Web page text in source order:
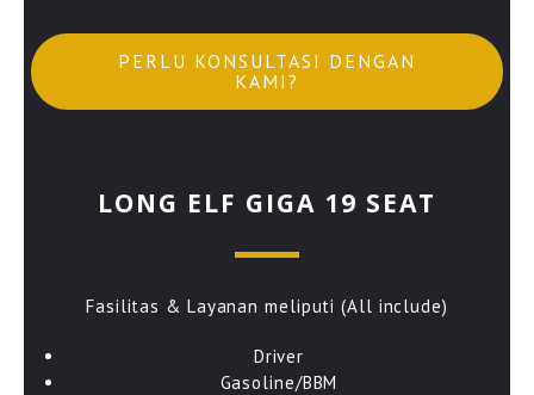
PERLU KONSULTASI DENGAN
KAMI?
LONG ELF GIGA 19 SEAT
Fasilitas & Layanan meliputi (All include)
Driver
Gasoline/BBM